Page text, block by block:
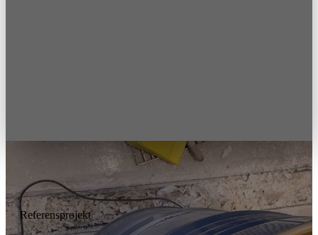
Referensprojekt